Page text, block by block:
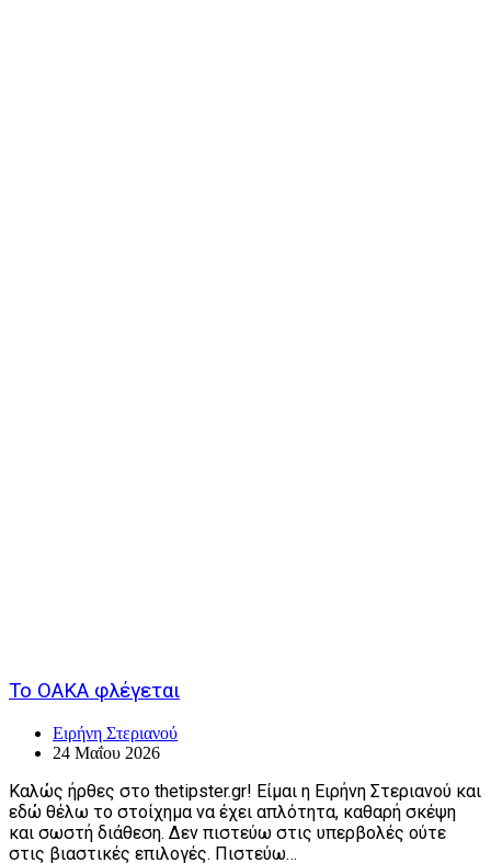
Το ΟΑΚΑ φλέγεται
Ειρήνη Στεριανού
24 Μαΐου 2026
Καλώς ήρθες στο thetipster.gr! Είμαι η Ειρήνη Στεριανού και
εδώ θέλω το στοίχημα να έχει απλότητα, καθαρή σκέψη
και σωστή διάθεση. Δεν πιστεύω στις υπερβολές ούτε
στις βιαστικές επιλογές. Πιστεύω…